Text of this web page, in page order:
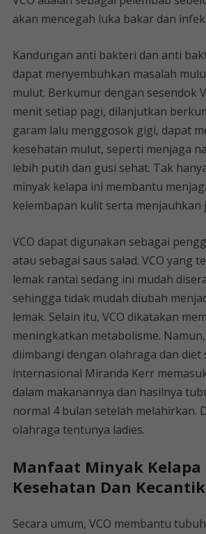
akan mencegah luka bakar dan
Kandungan anti bakteri dan anti
dapat menyembuhkan masalah
mulut. Berkumur dengan sesendok
menit setiap pagi, dilanjutkan
garam lalu menggosok gigi, dapat
kesehatan mulut, seperti menjaga
lebih putih dan gusi sehat. Tak
minyak kelapa ini membantu
kelembapan kulit serta menjauhkan
VCO dapat digunakan sebagai
atau sebagai saus salad. VCO yang
lemak rantai sedang ini mudah
sehingga tidak mudah diubah
lemak. Selain itu, VCO dikatakan
meningkatkan metabolisme.
diimbangi dengan olahraga dan diet
internasional Miranda Kerr
dalam makanannya dan hasilnya
normal 4 bulan setelah melahirkan.
olahraga tentunya ladies.
Manfaat Minyak
Kesehatan Dan
Secara umum, VCO membantu